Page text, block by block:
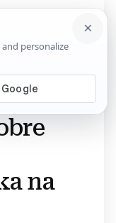
na